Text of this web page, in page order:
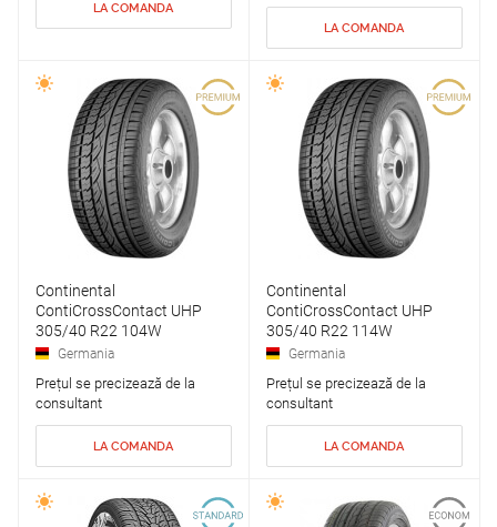
LA COMANDA
LA COMANDA
Continental
ContiCrossContact UHP
305/40 R22 104W
Germania
Prețul se precizează de la
consultant
LA COMANDA
Continental
ContiCrossContact UHP
305/40 R22 114W
Germania
Prețul se precizează de la
consultant
LA COMANDA